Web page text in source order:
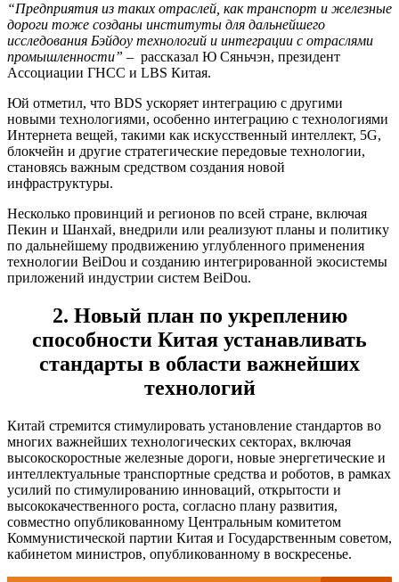
“Предприятия из таких отраслей, как транспорт и железные
дороги тоже созданы институты для дальнейшего
исследования Бэйдоу технологий и интеграции с отраслями
промышленности” – рассказал Ю Сяньчэн, президент
Ассоциации ГНСС и LBS Китая.
Юй отметил, что BDS ускоряет интеграцию с другими
новыми технологиями, особенно интеграцию с технологиями
Интернета вещей, такими как искусственный интеллект, 5G,
блокчейн и другие стратегические передовые технологии,
становясь важным средством создания новой
инфраструктуры.
Несколько провинций и регионов по всей стране, включая
Пекин и Шанхай, внедрили или реализуют планы и политику
по дальнейшему продвижению углубленного применения
технологии BeiDou и созданию интегрированной экосистемы
приложений индустрии систем BeiDou.
2. Новый план по укреплению
способности Китая устанавливать
стандарты в области важнейших
технологий
Китай стремится стимулировать установление стандартов во
многих важнейших технологических секторах, включая
высокоскоростные железные дороги, новые энергетические и
интеллектуальные транспортные средства и роботов, в рамках
усилий по стимулированию инноваций, открытости и
высококачественного роста, согласно плану развития,
совместно опубликованному Центральным комитетом
Коммунистической партии Китая и Государственным советом,
кабинетом министров, опубликованному в воскресенье.